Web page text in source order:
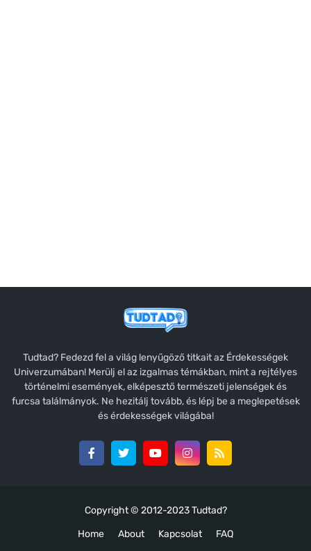
Tudtad? Fedezd fel a világ lenyűgöző titkait az Érdekességek
Univerzumában! Merülj el az izgalmas témákban, mint a rejtélyes
történelmi események, elképesztő természeti jelenségek és
furcsa találmányok. Ne hezitálj tovább, és lépj be a meglepetések
és érdekességek világába!
Copyright © 2012-2023Tudtad?
Home
About Kapcsolat FAQ